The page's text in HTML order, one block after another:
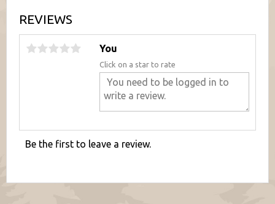
REVIEWS
You
Click on a star to rate
Be the first to leave a review.